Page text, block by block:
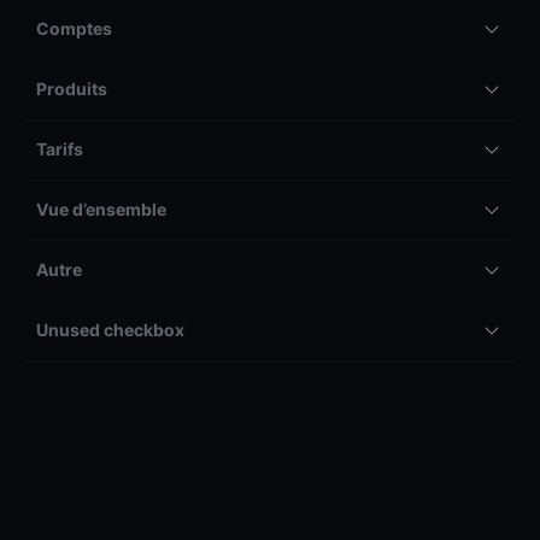
Comptes
Produits
Tarifs
Vue d’ensemble
Autre
Unused checkbox